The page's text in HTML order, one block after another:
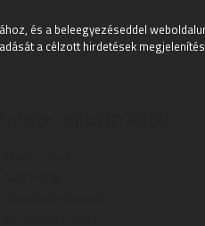
és a beleegyezéseddel
a célzott hirdetések